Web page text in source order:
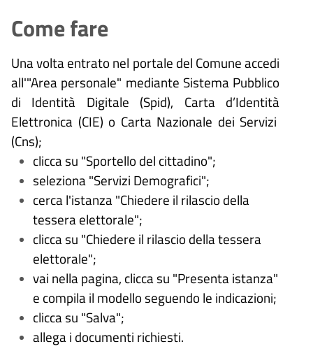
Come fare
Una volta entrato nel portale del Comune accedi
all'"Area personale" mediante Sistema Pubblico
di Identità Digitale (Spid), Carta d’Identità
Elettronica (CIE) o Carta Nazionale dei Servizi
(Cns);
clicca su "Sportello del cittadino";
seleziona "Servizi Demografici";
cerca l'istanza "Chiedere il rilascio della
tessera elettorale";
clicca su "Chiedere il rilascio della tessera
elettorale";
vai nella pagina, clicca su "Presenta istanza"
e compila il modello seguendo le indicazioni;
clicca su "Salva";
allega i documenti richiesti.